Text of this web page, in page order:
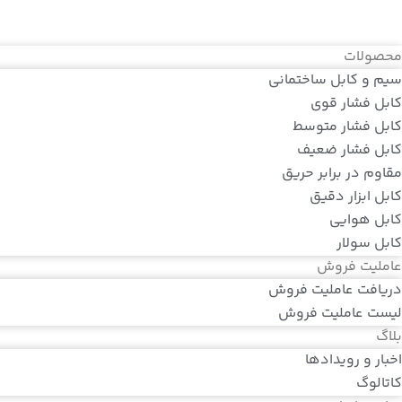
محصولات
سیم و کابل ساختمانی
کابل فشار قوی
کابل فشار متوسط
کابل فشار ضعیف
مقاوم در برابر حریق
کابل ابزار دقیق
کابل هوایی
کابل سولار
عاملیت فروش
دریافت عاملیت فروش
لیست عاملیت فروش
بلاگ
اخبار و رویدادها
کاتالوگ